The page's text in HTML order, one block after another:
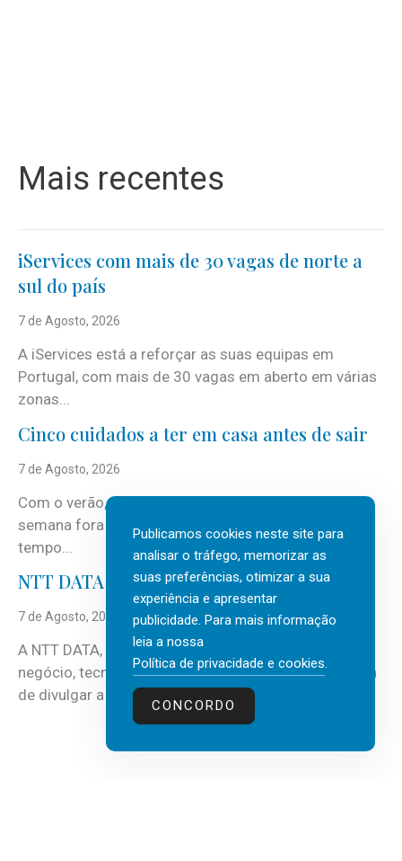
Mais recentes
iServices com mais de 30 vagas de norte a
sul do país
7 de Agosto, 2026
A iServices está a reforçar as suas equipas em
Portugal, com mais de 30 vagas em aberto em várias
zonas...
Cinco cuidados a ter em casa antes de sair
7 de Agosto, 2026
Com o verão, chegam também as férias, os fins-de-
semana fora e os dias em que a casa fica mais
tempo...
NTT DATA Insurtech Global Outlook 2026
7 de Agosto, 2026
A NTT DATA, consultora global em serviços de
negócio, tecnologia e inteligência artificial (IA), acaba
de divulgar a mais recente...
Publicamos cookies neste site para
analisar o tráfego, memorizar as
suas preferências, otimizar a sua
experiência e apresentar
publicidade. Para mais informação
leia a nossa
Política de privacidade e cookies.
CONCORDO